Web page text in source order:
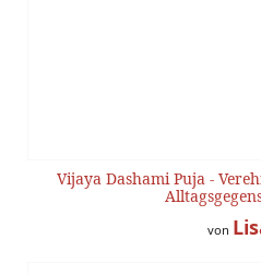
Vijaya Dashami Puja -
von